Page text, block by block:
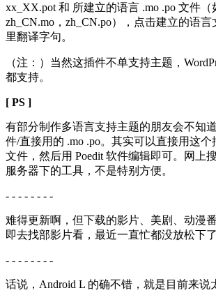
xx_XX.pot 和 所建立的语言 .mo .po 文件（
zh_CN.mo，zh_CN.po），点击建立的语
里翻译字句。
（注：）当然这插件不单支持主题，
都支持。
[ PS ]
有部分制作多语言支持主题的朋友会不知
件/直接用的 .mo .po。其实可以直接用这个
文件，然后用 Poedit 软件编辑即可。网上
服务器下的工具，不是特别方便。
- - - - - - - -
难得更新啊，但下载的影片、美剧、动漫
即去找部影片看，最近一直忙都没放松下了
- - - - - - - -
话说，Android L 的确不错，就是目前来说